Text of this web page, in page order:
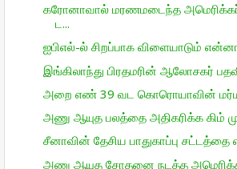
கரோனாவால் மரணமடைந்த
ட...
ஐபிஎல்-ல் சிறப்பாக விளையாடும்
இங்கிலாந்து பிரதமரின் ஆலோசகர்
அறை எண் 39 வட கொரொயாவின்
அணு ஆயுத பலத்தை அதிகரிக்க கிம்
சீனாவின் தேசிய பாதுகாப்பு
அணு ஆயுத சோதனை நடத்த அமெரிக்கா